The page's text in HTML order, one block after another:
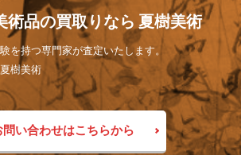
術品の買取りなら 夏樹美術
を持つ専門家が査定いたします。
樹美術
問い合わせはこちらから